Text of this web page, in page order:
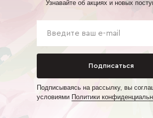
Узнавайте об акциях и новых
Подписаться
Подписываясь на рассылку, вы
условиями Политики